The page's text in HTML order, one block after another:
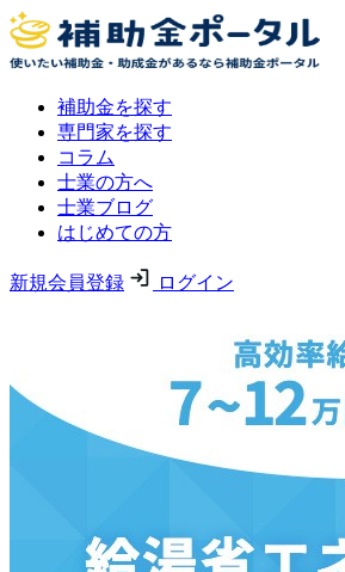
補助金を探す
専門家を探す
コラム
士業の方へ
士業ブログ
はじめての方
新規会員登録 ログイン